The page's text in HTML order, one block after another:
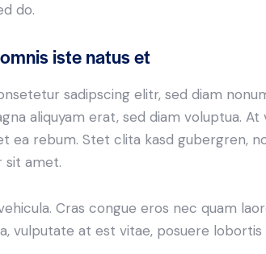
do.
iste natus et
sadipscing elitr, sed diam
aliquyam erat, sed diam voluptua. At
ea rebum. Stet clita kasd gubergren,
sit amet.
Cras congue eros nec quam
vulputate at est vitae, posuere lobortis